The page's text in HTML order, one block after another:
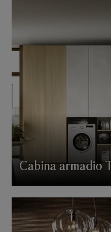
Cabina armadio